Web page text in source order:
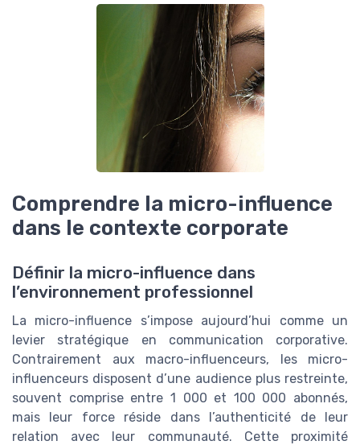
Comprendre la micro-influence
dans le contexte corporate
Définir la micro-influence dans
l’environnement professionnel
La micro-influence s’impose aujourd’hui comme un
levier stratégique en communication corporative.
Contrairement aux macro-influenceurs, les micro-
influenceurs disposent d’une audience plus restreinte,
souvent comprise entre 1 000 et 100 000 abonnés,
mais leur force réside dans l’authenticité de leur
relation avec leur communauté. Cette proximité